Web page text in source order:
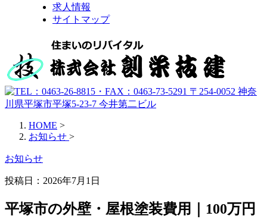
求人情報
サイトマップ
HOME >
お知らせ >
お知らせ
投稿日： 2026年7月1日
平塚市の外壁・屋根塗装費用｜100万円